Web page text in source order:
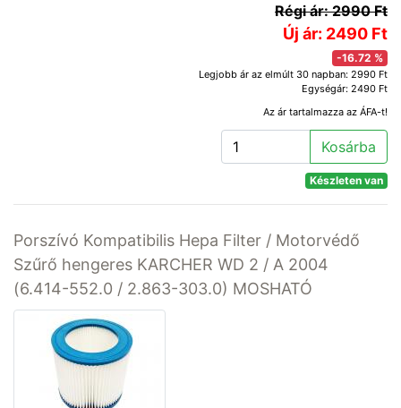
Régi ár: 2990 Ft
Új ár: 2490 Ft
-16.72 %
Legjobb ár az elmúlt 30 napban: 2990 Ft
Egységár: 2490 Ft
Az ár tartalmazza az ÁFA-t!
Kosárba
Készleten van
Porszívó Kompatibilis Hepa Filter / Motorvédő
Szűrő hengeres KARCHER WD 2 / A 2004
(6.414-552.0 / 2.863-303.0) MOSHATÓ